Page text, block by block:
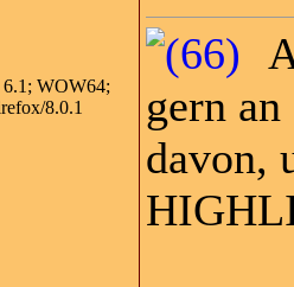
gern
davon,